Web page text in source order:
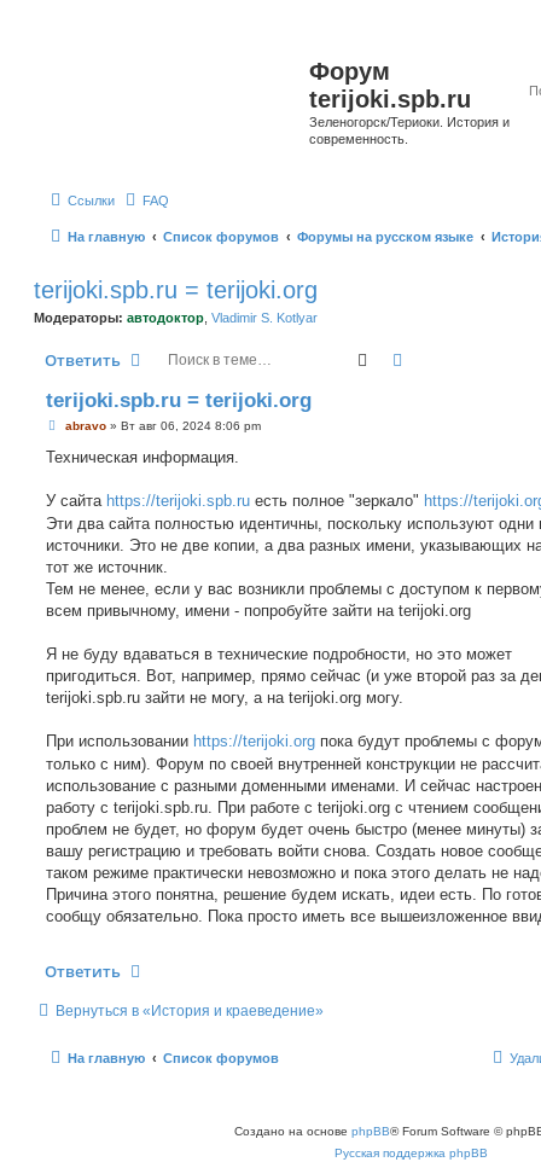
Форум
terijoki.spb.ru
Зеленогорск/Териоки. История и
современность.
Ссылки FAQ
На главную Список форумов Форумы на русском языке
terijoki.spb.ru = terijoki.org
Модераторы: автодоктор Vladimir S. Kotlyar
Ответить Поиск
terijoki.spb.ru = terijoki.org
С
о
е
и
е
abravo» Вт авг 06, 2024 8:06 pm
Техническая информация.
У сайта https://terijoki.spb.ru есть полное "зеркало" https://
Эти два сайта полностью идентичны, поскольку используют одни
источники. Это не две копии, а два разных имени, указывающих
тот же источник.
Тем не менее, если у вас возникли проблемы с доступом к
всем привычному, имени - попробуйте зайти на terijoki.org
Я не буду вдаваться в технические подробности, но это может
пригодиться. Вот, например, прямо сейчас (и уже второй раз за
terijoki.spb.ru зайти не могу, а на terijoki.org могу.
При использовании https://terijoki.org пока будут проблемы с
только с ним). Форум по своей внутренней конструкции не
использование с разными доменными именами. И сейчас
работу с terijoki.spb.ru. При работе с terijoki.org с чтением
проблем не будет, но форум будет очень быстро (менее минуты)
вашу регистрацию и требовать войти снова. Создать новое
таком режиме практически невозможно и пока этого делать не
Причина этого понятна, решение будем искать, идеи есть. По
сообщу обязательно. Пока просто иметь все вышеизложенное
Ответить
Вернуться в «История и краеведение»
На главную Список форумов
Создано на основе phpBB® Forum Software ©
Русская поддержка phpBB